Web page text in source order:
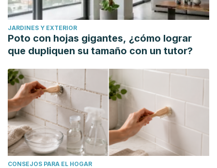
JARDINES Y EXTERIOR
Poto con hojas gigantes, ¿cómo lograr
que dupliquen su tamaño con un tutor?
CONSEJOS PARA EL HOGAR